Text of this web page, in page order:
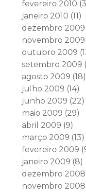
fevereiro 2010
janeiro 2010 (11)
dezembro 2009
novembro 2009
outubro 2009
setembro 2009
agosto 2009 (18)
julho 2009 (14)
junho 2009 (22)
maio 2009 (29)
abril 2009 (9)
março 2009 (13)
fevereiro 2009
janeiro 2009 (8)
dezembro 2008
novembro 2008